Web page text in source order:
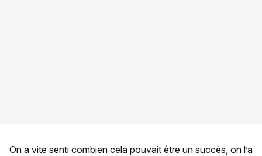
On a vite senti combien cela pouvait être un succès, on l’a